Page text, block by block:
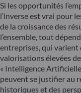
Si les opportunités
l’inverse est vrai pour
de la croissance des
l’ensemble, tout
entreprises, qui varient
valorisations élevées
« Intelligence Artificielle
peuvent se justifier au
historiques et des